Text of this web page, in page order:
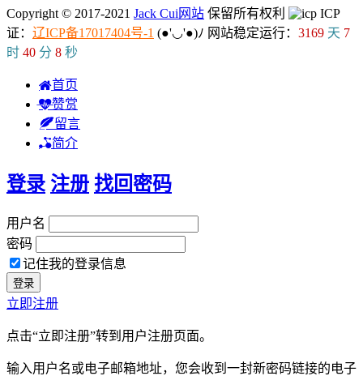
Copyright © 2017-2021 Jack Cui网站 保留所有权利
ICP
证： 辽ICP备17017404号-1 (●'◡'●)ﾉ 网站稳定运行： 3169 天 7
时 40 分 9 秒
首页
赞赏
留言
简介
登录 注册 找回密码
用户名
密码
记住我的登录信息
立即注册
点击“立即注册”转到用户注册页面。
输入用户名或电子邮箱地址，您会收到一封新密码链接的电子